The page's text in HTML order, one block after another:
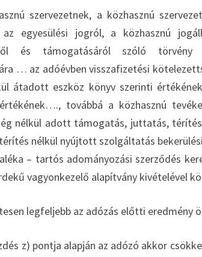
szervezetnek, a közhasznú
az egyesülési jogról, a közhasznú
és támogatásáról szóló törvény
… az adóévben visszafizetési
átadott eszköz könyv szerinti
továbbá a közhasznú
nélkül adott támogatás, juttatás,
nélkül nyújtott szolgáltatás
– tartós adományozási szerződés
vagyonkezelő alapítvány kivételével
legfeljebb az adózás előtti eredmény
z) pontja alapján az adózó akkor